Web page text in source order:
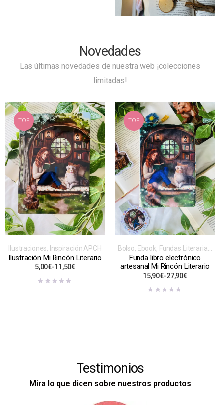
Las últimas novedades de nuestra web ¡colecciones
limitadas!
TOP
Ilustraciones,Inspiración APCH
Ilustración Mi Rincón Literario
5,00€ -11,50€
TOP
Bolso,Ebook,Fundas Literarias,
Inspiración APCH
Funda libro electrónico
artesanal Mi Rincón Literario
15,90 €-27,90 €
Mira lo que dicen sobre nuestros productos